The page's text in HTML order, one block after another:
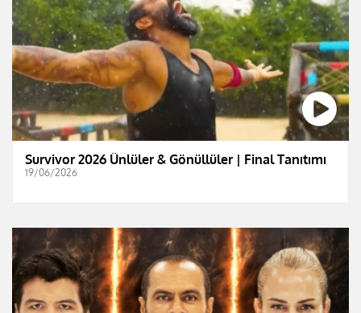
Survivor 2026 Ünlüler & Gönüllüler | Final Tanıtımı
19/06/2026